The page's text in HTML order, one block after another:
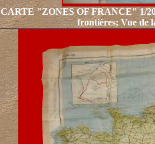
CARTE "ZONES OF FRANCE" 1/
frontières; Vue de